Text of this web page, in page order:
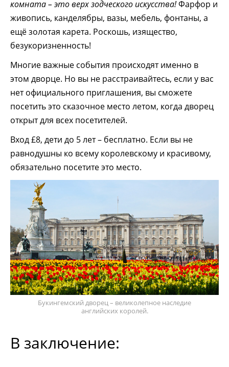
комната – это верх зодческого искусства!Фарфор и
живопись, канделябры, вазы, мебель, фонтаны, а
ещё золотая карета. Роскошь, изящество,
безукоризненность!
Многие важные события происходят именно в
этом дворце. Но вы не расстраивайтесь, если у вас
нет официального приглашения, вы сможете
посетить это сказочное место летом, когда дворец
открыт для всех посетителей.
Вход £8, дети до 5 лет – бесплатно. Если вы не
равнодушны ко всему королевскому и красивому,
обязательно посетите это место.
Букингемский дворец – великолепное наследие
английских королей.
В заключение: